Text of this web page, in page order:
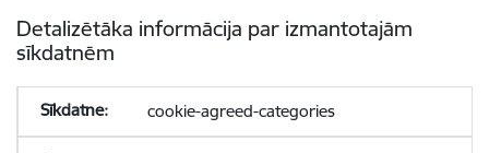
Detalizētāka informācija par izmantotajām
sīkdatnēm
cookie-agreed-categories